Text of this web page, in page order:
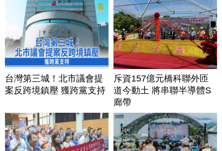
台灣第三城！北市議會提
案反跨境鎮壓 獲跨黨支持
斥資157億元橋科聯外匝
道今動土 將串聯半導體S
廊帶